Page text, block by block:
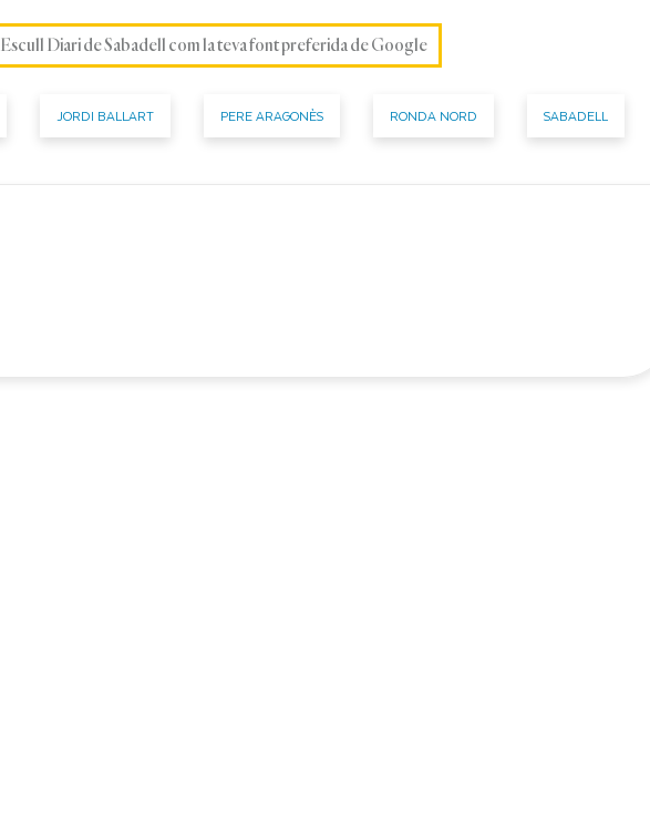
Escull Diari de Sabadell com la teva font preferida de Google
JORDI BALLART PERE ARAGONÈS RONDA NORD SABADELL